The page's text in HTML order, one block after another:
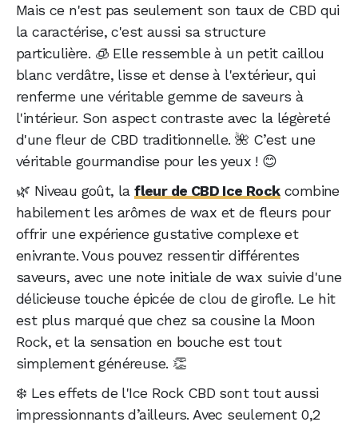
Mais ce n'est pas seulement son taux de CBD qui
la caractérise, c'est aussi sa structure
particulière. 🧊 Elle ressemble à un petit caillou
blanc verdâtre, lisse et dense à l'extérieur, qui
renferme une véritable gemme de saveurs à
l'intérieur. Son aspect contraste avec la légèreté
d'une fleur de CBD traditionnelle. 🌺 C’est une
véritable gourmandise pour les yeux ! 😊
🌿 Niveau goût, lafleur de CBD Ice Rockcombine
habilement les arômes de wax et de fleurs pour
offrir une expérience gustative complexe et
enivrante. Vous pouvez ressentir différentes
saveurs, avec une note initiale de wax suivie d'une
délicieuse touche épicée de clou de girofle. Le hit
est plus marqué que chez sa cousine la Moon
Rock, et la sensation en bouche est tout
simplement généreuse. 👏
❄️ Les effets de l'Ice Rock CBD sont tout aussi
impressionnants d’ailleurs. Avec seulement 0,2